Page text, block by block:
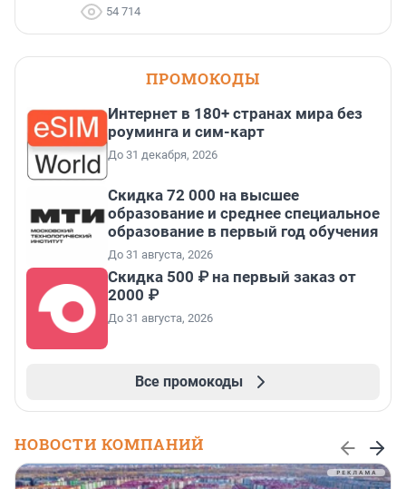
54 714
ПРОМОКОДЫ
Интернет в 180+ странах мира без
роуминга и сим-карт
До 31 декабря, 2026
Скидка 72 000 на высшее
образование и среднее специальное
образование в первый год обучения
До 31 августа, 2026
Скидка 500 ₽ на первый заказ от
2000 ₽
До 31 августа, 2026
Все промокоды
НОВОСТИ КОМПАНИЙ